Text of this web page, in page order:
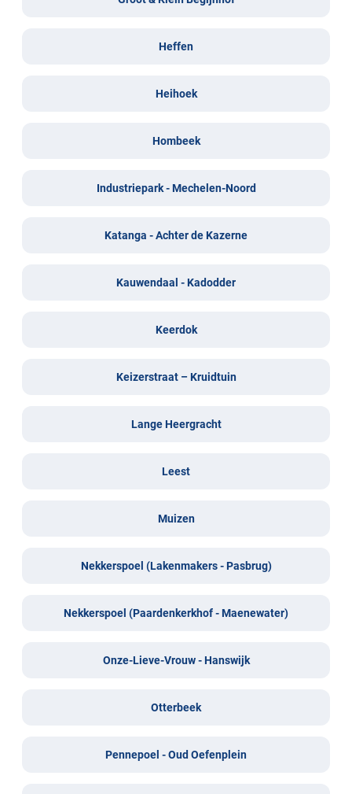
Heffen
Heihoek
Hombeek
Industriepark - Mechelen-Noord
Katanga - Achter de Kazerne
Kauwendaal - Kadodder
Keerdok
Keizerstraat – Kruidtuin
Lange Heergracht
Leest
Muizen
Nekkerspoel (Lakenmakers - Pasbrug)
Nekkerspoel (Paardenkerkhof - Maenewater)
Onze-Lieve-Vrouw - Hanswijk
Otterbeek
Pennepoel - Oud Oefenplein